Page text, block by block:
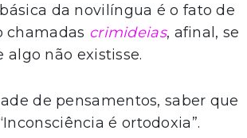
da novilíngua é o fato de
chamadas crimideias, afinal, se
algo não existisse.
de pensamentos, saber que
é ortodoxia”.